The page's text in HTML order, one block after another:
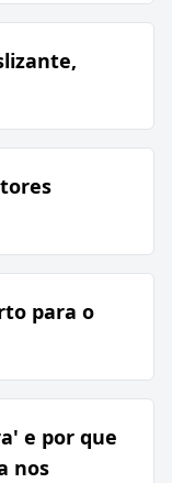
para o
e por que
nos